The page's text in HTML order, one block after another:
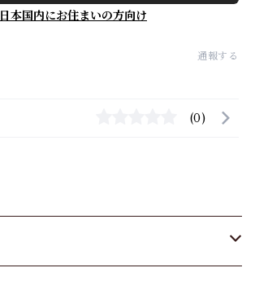
日本国内にお住まいの方向け
通報する
(0)